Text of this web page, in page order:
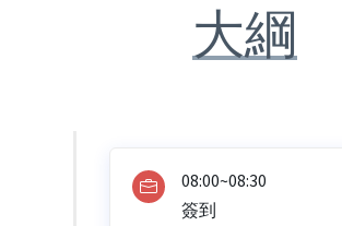
大綱
08:00~08:30
簽到